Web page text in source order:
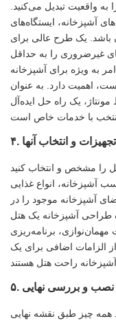
به واقعیت تبدیل می‌کنید.
آشپزخانه، ایستگاه‌های
باشد. یک طرح عالی برای
غیرضروری را به حداقل
به ویژه برای آشپزخانه
اهمیت دارد. به عنوان
یک راه حل ایده‌آل
و انتخاب آنها
را مشخص و انتخاب کنید
آشپزخانه، انواع غذایی
آشپزخانه موجود را در
طراحی آشپزخانه یک هتل
برنامه‌ریزی
الزامات اضافی برای یک
۵. نصب و بررسی نهایی
همه چیز طبق نقشه نهایی